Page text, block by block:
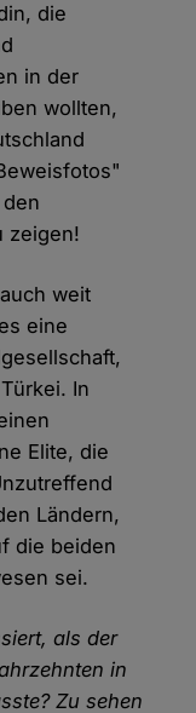
die
in der
wollten,
zeigen!
weit
eine
In
Elite, die
Ländern,
die beiden
sei.
als der
in
Zu sehen